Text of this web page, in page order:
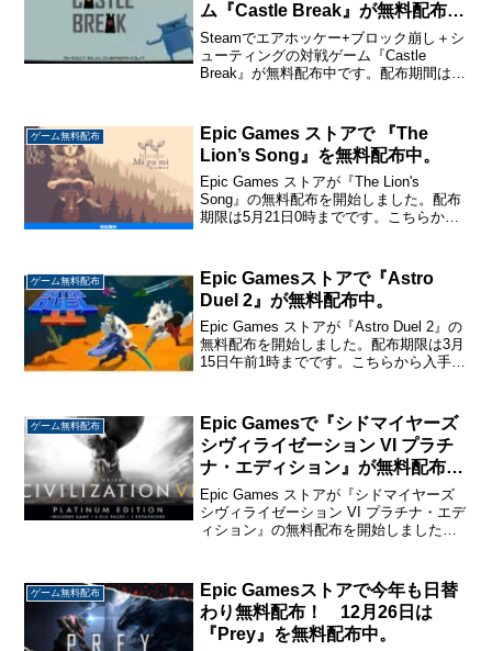
ム『Castle Break』が無料配布
中。配布期間は10月14日午前2時
まで
Steamでエアホッケー+ブロック崩し＋シ
ューティングの対戦ゲーム『Castle
Break』が無料配布中です。配布期間は10
ケーにブロック崩...
ゲーム無料配布
Epic Games ストアで 『The
Lion’s Song』を無料配布中。
Epic Games ストアが『The Lion's
Song』の無料配布を開始しました。配布
期限は5月21日0時までです。こちらから
ポ...
ゲーム無料配布
Epic Gamesストアで『Astro
Duel 2』が無料配布中。
Epic Games ストアが『Astro Duel 2』の
無料配布を開始しました。配布期限は3月
15日午前1時までです。こちらから入手
シ...
ゲーム無料配布
Epic Gamesで『シドマイヤーズ
シヴィライゼーション VI プラチ
ナ・エディション』が無料配布
中。
Epic Games ストアが『シドマイヤーズ
シヴィライゼーション VI プラチナ・エデ
ィション』の無料配布を開始しました。
ィライゼーション VI プラチナ・...
ゲーム無料配布
Epic Gamesストアで今年も日替
わり無料配布！ 12月26日は
『Prey』を無料配布中。